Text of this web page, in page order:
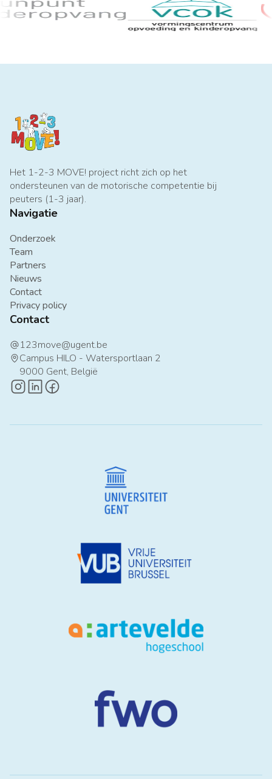
Het 1-2-3 MOVE! project richt zich op het
ondersteunen van de motorische competentie bij
peuters (1-3 jaar).
Navigatie
Onderzoek
Team
Partners
Nieuws
Contact
Privacy policy
Contact
at123move@ugent.be
map-pinCampus HILO - Watersportlaan 2
9000 Gent, België
instagram-logo linkedin-logo facebook-logo